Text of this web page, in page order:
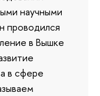
научными
в Вышке
в сфере